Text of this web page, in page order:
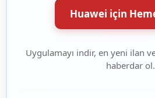
Huawei için
Uygulamayı indir, en yeni ilan
haberdar ol.